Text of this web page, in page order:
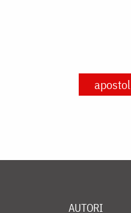
apostol
AUTORI